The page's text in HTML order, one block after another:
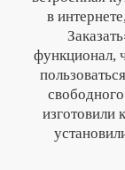
в
функционал,
изготовили